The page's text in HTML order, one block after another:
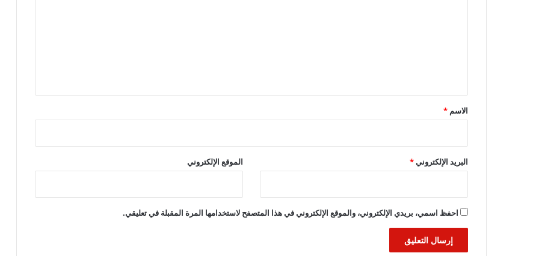
*
الاسم *
البريد الإلكتروني* الموقع الإلكتروني
احفظ اسمي، بريدي الإلكتروني، والموقع الإلكتروني في هذا المتصفح لاستخدامها المرة المقبلة في تعليقي.